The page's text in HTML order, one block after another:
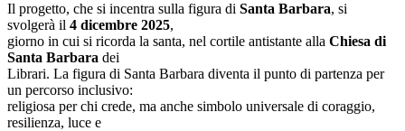
Il progetto, che si incentra sulla figura di Santa Barbara, si
svolgerà il 4 dicembre 2025,
giorno in cui si ricorda la santa, nel cortile antistante alla Chiesa di
Santa Barbara dei
Librari. La figura di Santa Barbara diventa il punto di partenza per
un percorso inclusivo:
religiosa per chi crede, ma anche simbolo universale di coraggio,
resilienza, luce e